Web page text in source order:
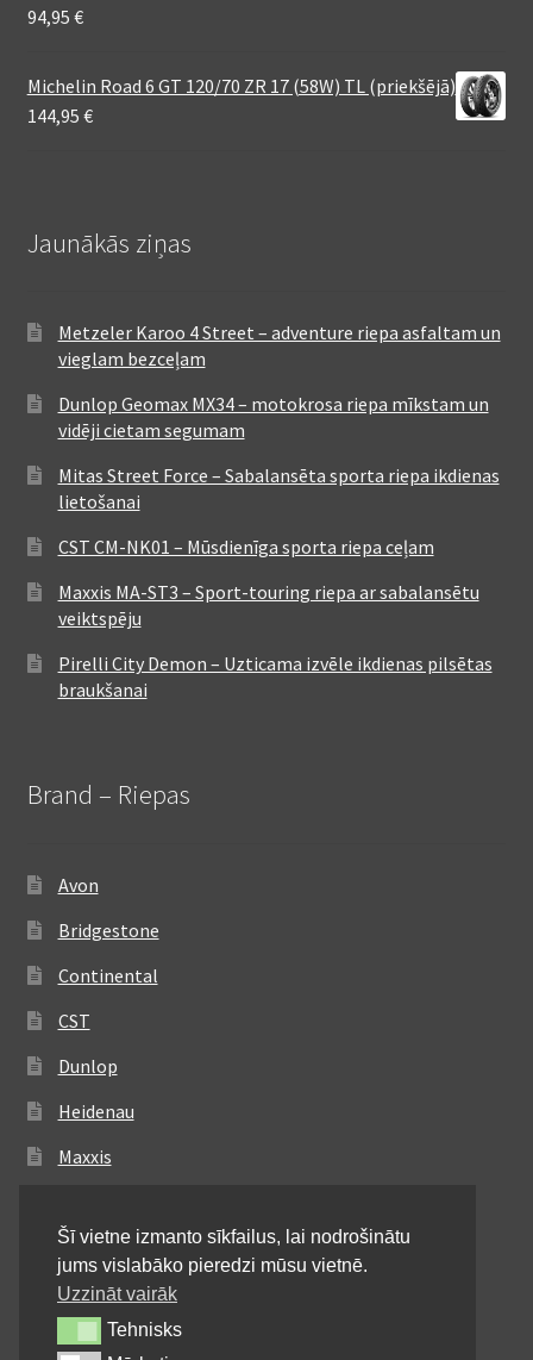
94,95 €
Michelin Road 6 GT 120/70 ZR 17 (58W) TL (priekšējā)
144,95 €
Jaunākās ziņas
Metzeler Karoo 4 Street – adventure riepa asfaltam un
vieglam bezceļam
Dunlop Geomax MX34 – motokrosa riepa mīkstam un
vidēji cietam segumam
Mitas Street Force – Sabalansēta sporta riepa ikdienas
lietošanai
CST CM-NK01 – Mūsdienīga sporta riepa ceļam
Maxxis MA-ST3 – Sport-touring riepa ar sabalansētu
veiktspēju
Pirelli City Demon – Uzticama izvēle ikdienas pilsētas
braukšanai
Brand – Riepas
Avon
Bridgestone
Continental
CST
Dunlop
Heidenau
Maxxis
Michelin
Mitas
Pirelli
Šī vietne izmanto sīkfailus, lai nodrošinātu
jums vislabāko pieredzi mūsu vietnē.
Uzzināt vairāk
TehnisksTehnisks